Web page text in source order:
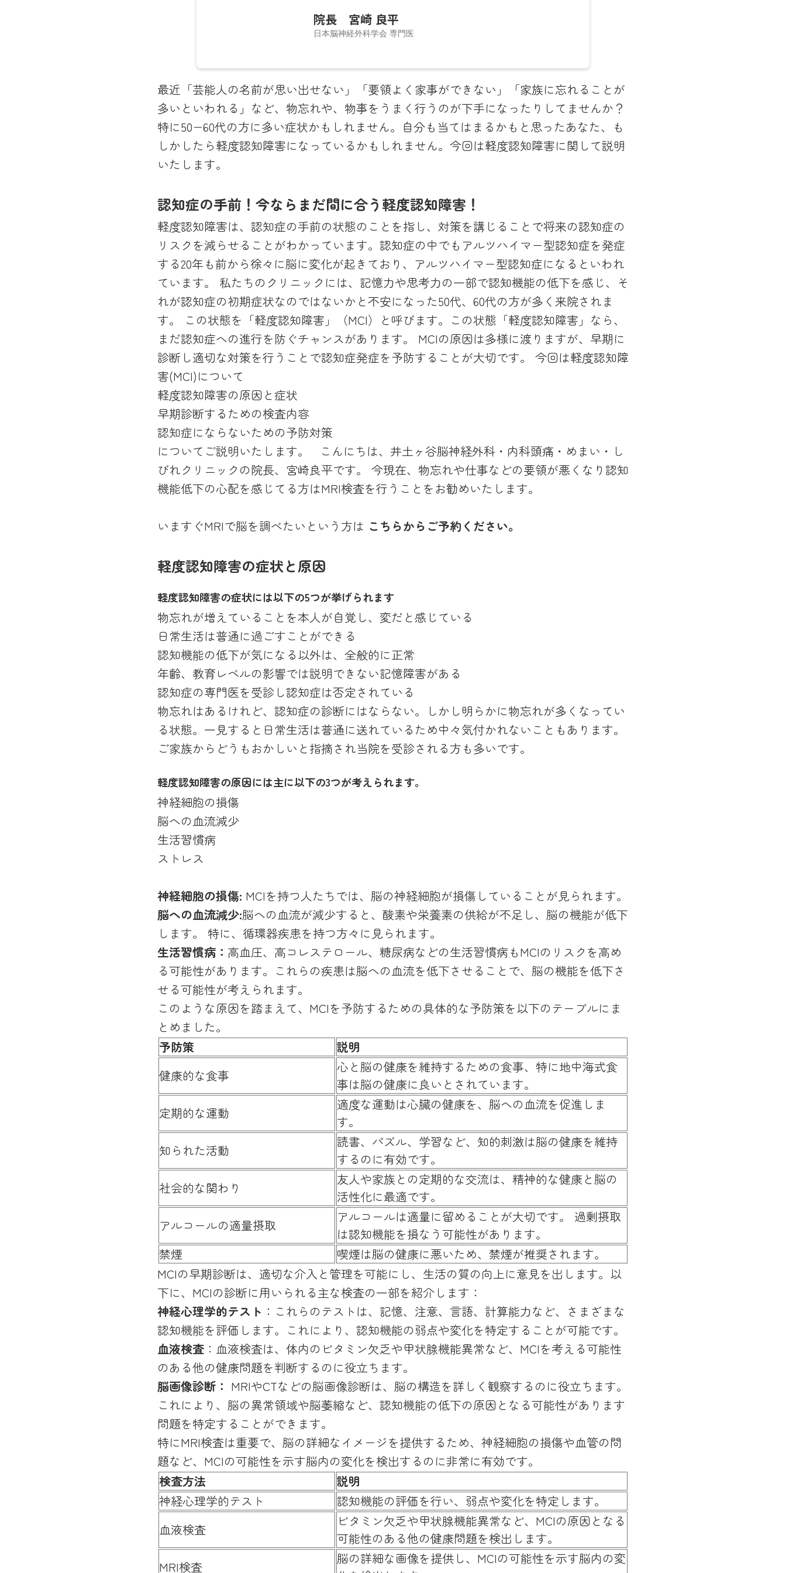
院長 宮崎 良平
日本脳神経外科学会 専門医
脳神経外科医としての経験をもとに、手術だけでなく、患者さんとの対
話を重ねて最適な医療へつなぐことを大切に開業しました。とくに働く
世代の支障となりやすい片頭痛をはじめとする頭痛診療に注力し、
MRI・CTによる即日検査で、皆さまの不安を迅速に解消できるよう努め
ています。「誠実に、優しさをもって、病気だけでなく人を診る」を理
最近「芸能人の名前が思い出せない」「要領よく家事ができない」「家族に忘れることが
多いといわれる」など、物忘れや、物事をうまく行うのが下手になったりしてませんか？
特に50−60代の方に多い症状かもしれません。自分も当てはまるかもと思ったあなた、も
しかしたら軽度認知障害になっているかもしれません。今回は軽度認知障害に関して説明
いたします。
認知症の手前！今ならまだ間に合う軽度認知障害！
軽度認知障害は、認知症の手前の状態のことを指し、対策を講じることで将来の認知症の
リスクを減らせることがわかっています。認知症の中でもアルツハイマー型認知症を発症
する20年も前から徐々に脳に変化が起きており、アルツハイマー型認知症になるといわれ
ています。 私たちのクリニックには、記憶力や思考力の一部で認知機能の低下を感じ、そ
れが認知症の初期症状なのではないかと不安になった50代、60代の方が多く来院されま
す。 この状態を「軽度認知障害」（MCI）と呼びます。この状態「軽度認知障害」なら、
まだ認知症への進行を防ぐチャンスがあります。 MCIの原因は多様に渡りますが、早期に
診断し適切な対策を行うことで認知症発症を予防することが大切です。 今回は軽度認知障
害(MCI)について
軽度認知障害の原因と症状
早期診断するための検査内容
認知症にならないための予防対策
についてご説明いたします。 こんにちは、井土ヶ谷脳神経外科・内科頭痛・めまい・し
びれクリニックの院長、宮崎良平です。 今現在、物忘れや仕事などの要領が悪くなり認知
機能低下の心配を感じてる方はMRI検査を行うことをお勧めいたします。
いますぐMRIで脳を調べたいという方は こちらからご予約ください。
軽度認知障害の症状と原因
軽度認知障害の症状には以下の5つが挙げられます
物忘れが増えていることを本人が自覚し、変だと感じている
日常生活は普通に過ごすことができる
認知機能の低下が気になる以外は、全般的に正常
年齢、教育レベルの影響では説明できない記憶障害がある
認知症の専門医を受診し認知症は否定されている
物忘れはあるけれど、認知症の診断にはならない。しかし明らかに物忘れが多くなってい
る状態。一見すると日常生活は普通に送れているため中々気付かれないこともあります。
ご家族からどうもおかしいと指摘され当院を受診される方も多いです。
軽度認知障害の原因には主に以下の3つが考えられます。
神経細胞の損傷
脳への血流減少
生活習慣病
ストレス
神経細胞の損傷: MCIを持つ人たちでは、脳の神経細胞が損傷していることが見られます。
脳への血流減少:脳への血流が減少すると、酸素や栄養素の供給が不足し、脳の機能が低下
します。 特に、循環器疾患を持つ方々に見られます。
生活習慣病： 高血圧、高コレステロール、糖尿病などの生活習慣病もMCIのリスクを高め
る可能性があります。これらの疾患は脳への血流を低下させることで、脳の機能を低下さ
せる可能性が考えられます。
このような原因を踏まえて、MCIを予防するための具体的な予防策を以下のテーブルにま
とめました。
予防策
説明
健康的な食事
心と脳の健康を維持するための食事、特に地中海式食
事は脳の健康に良いとされています。
定期的な運動
適度な運動は心臓の健康を、脳への血流を促進しま
す。
知られた活動
読書、パズル、学習など、知的刺激は脳の健康を維持
するのに有効です。
社会的な関わり
友人や家族との定期的な交流は、精神的な健康と脳の
活性化に最適です。
アルコールの適量摂取
アルコールは適量に留めることが大切です。 過剰摂取
は認知機能を損なう可能性があります。
禁煙
喫煙は脳の健康に悪いため、禁煙が推奨されます。
MCIの早期診断は、適切な介入と管理を可能にし、生活の質の向上に意見を出します。以
下に、MCIの診断に用いられる主な検査の一部を紹介します：
神経心理学的テスト ：これらのテストは、記憶、注意、言語、計算能力など、さまざまな
認知機能を評価します。これにより、認知機能の弱点や変化を特定することが可能です。
血液検査：血液検査は、体内のビタミン欠乏や甲状腺機能異常など、MCIを考える可能性
のある他の健康問題を判断するのに役立ちます。
脳画像診断： MRIやCTなどの脳画像診断は、脳の構造を詳しく観察するのに役立ちます。
これにより、脳の異常領域や脳萎縮など、認知機能の低下の原因となる可能性があります
問題を特定することができます。
特にMRI検査は重要で、脳の詳細なイメージを提供するため、神経細胞の損傷や血管の問
題など、MCIの可能性を示す脳内の変化を検出するのに非常に有効です。
検査方法
説明
神経心理学的テスト
認知機能の評価を行い、弱点や変化を特定します。
血液検査
ビタミン欠乏や甲状腺機能異常など、MCIの原因となる
可能性のある他の健康問題を検出します。
MRI検査
脳の詳細な画像を提供し、MCIの可能性を示す脳内の変